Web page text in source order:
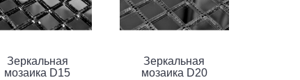
Зеркальная
мозаика D15
Зеркальная
мозаика D20